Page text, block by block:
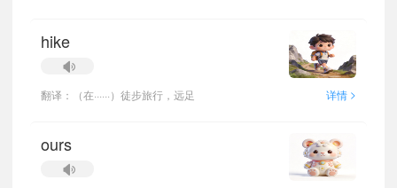
hike
翻译：（在······）徒步旅行，远足 详情 >
ours